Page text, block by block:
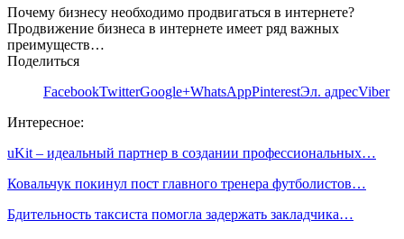
Почему бизнесу необходимо продвигаться в интернете?
Продвижение бизнеса в интернете имеет ряд важных
преимуществ…
Поделиться
FacebookTwitterGoogle+WhatsAppPinterestЭл. адресViber
Интересное:
uKit – идеальный партнер в создании профессиональных…
Ковальчук покинул пост главного тренера футболистов…
Бдительность таксиста помогла задержать закладчика…